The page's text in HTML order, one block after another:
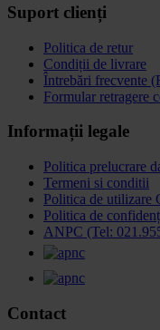
Suport clienți
Politica de retur
Condiții de livrare
Întrebări frecvente
Formular retragere
Informații legale
Politica prelucrare
Termeni si conditii
Politica de utilizare
Politica de
ANPC (Tel:
Contact